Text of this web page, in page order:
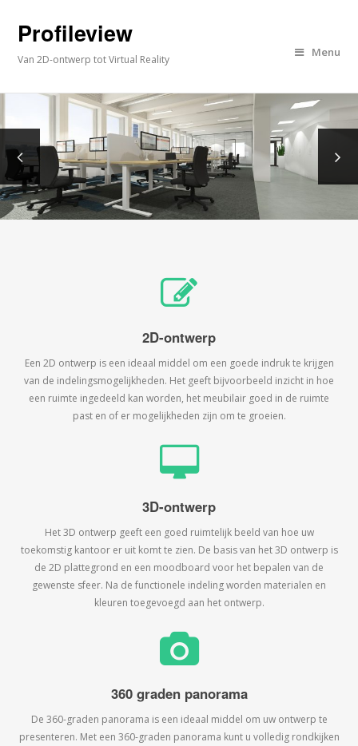
Profileview
Van 2D-ontwerp tot Virtual Reality
Menu
2D-ontwerp
Een 2D ontwerp is een ideaal middel om een goede indruk te krijgen
van de indelingsmogelijkheden. Het geeft bijvoorbeeld inzicht in hoe
een ruimte ingedeeld kan worden, het meubilair goed in de ruimte
past en of er mogelijkheden zijn om te groeien.
3D-ontwerp
Het 3D ontwerp geeft een goed ruimtelijk beeld van hoe uw
toekomstig kantoor er uit komt te zien. De basis van het 3D ontwerp is
de 2D plattegrond en een moodboard voor het bepalen van de
gewenste sfeer. Na de functionele indeling worden materialen en
kleuren toegevoegd aan het ontwerp.
360 graden panorama
De 360-graden panorama is een ideaal middel om uw ontwerp te
presenteren. Met een 360-graden panorama kunt u volledig rondkijken